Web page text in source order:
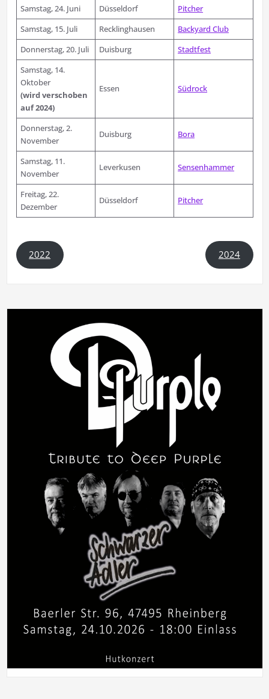
Samstag, 24. Juni
Düsseldorf
Pitcher
Samstag, 15. Juli
Recklinghausen
Backyard Club
Donnerstag, 20. Juli
Duisburg
Stadtfest
Samstag, 14.
Oktober
(wird verschoben
auf 2024)
Essen Südrock
Donnerstag, 2.
November
Duisburg Bora
Samstag, 11.
November
Leverkusen Sensenhammer
Freitag, 22.
Dezember
Düsseldorf Pitcher
2022 2024